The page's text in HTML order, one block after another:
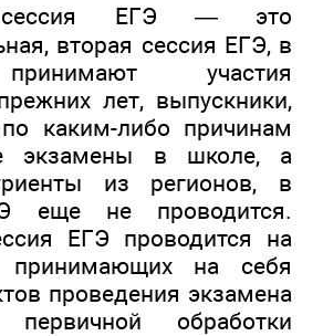
сессия ЕГЭ — это
вторая сессия ЕГЭ, в
участия
лет, выпускники,
каким-либо причинам
экзамены в школе, а
из регионов, в
еще не проводится.
ЕГЭ проводится на
принимающих на себя
проведения экзамена
обработки